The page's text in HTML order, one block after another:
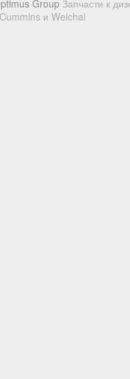
Group Запчасти к
и Weichai